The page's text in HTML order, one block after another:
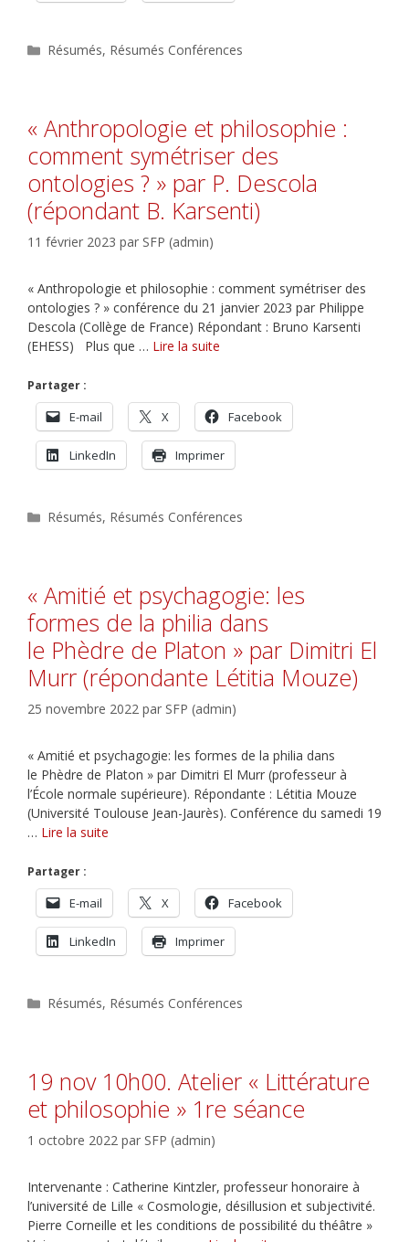
Catégories
Résumés, Résumés Conférences
« Anthropologie et philosophie :
comment symétriser des
ontologies ? » par P. Descola
(répondant B. Karsenti)
11 février 2023 par SFP (admin)
« Anthropologie et philosophie : comment symétriser des
ontologies ? » conférence du 21 janvier 2023 par Philippe
Descola (Collège de France) Répondant : Bruno Karsenti
(EHESS) Plus que … Lire la suite
Partager :
E-mail X Facebook
LinkedIn Imprimer
Catégories
Résumés, Résumés Conférences
« Amitié et psychagogie: les
formes de la philia dans
le Phèdre de Platon » par Dimitri El
Murr (répondante Létitia Mouze)
25 novembre 2022 par SFP (admin)
« Amitié et psychagogie: les formes de la philia dans
le Phèdre de Platon » par Dimitri El Murr (professeur à
l’École normale supérieure). Répondante : Létitia Mouze
(Université Toulouse Jean-Jaurès). Conférence du samedi 19
… Lire la suite
Partager :
E-mail X Facebook
LinkedIn Imprimer
Catégories
Résumés, Résumés Conférences
19 nov 10h00. Atelier « Littérature
et philosophie » 1re séance
1 octobre 2022 par SFP (admin)
Intervenante : Catherine Kintzler, professeur honoraire à
l’université de Lille « Cosmologie, désillusion et subjectivité.
Pierre Corneille et les conditions de possibilité du théâtre »